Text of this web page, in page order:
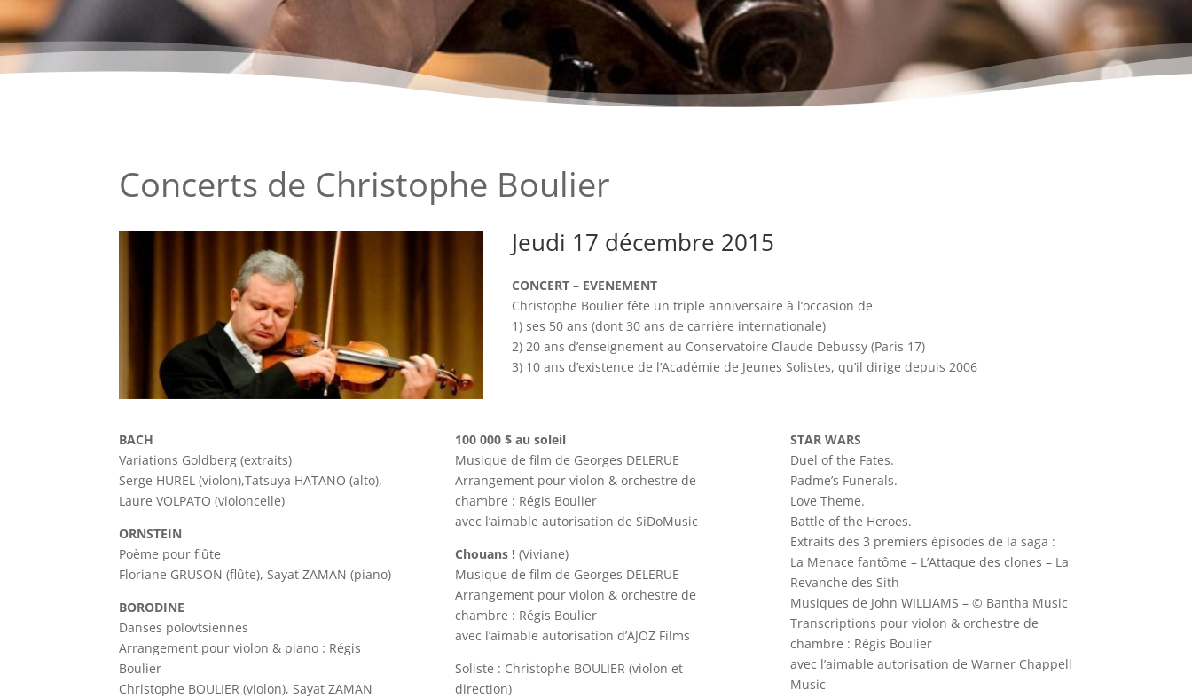
Concerts de Christophe Boulier
Jeudi 17 décembre 2015
CONCERT – EVENEMENT
Christophe Boulier fête un triple anniversaire à l’occasion de
1) ses 50 ans (dont 30 ans de carrière internationale)
2) 20 ans d’enseignement au Conservatoire Claude Debussy (Paris 17)
3) 10 ans d’existence de l’Académie de Jeunes Solistes, qu’il dirige depuis 2006
BACH
Variations Goldberg (extraits)
Serge HUREL (violon),Tatsuya HATANO (alto),
Laure VOLPATO (violoncelle)
ORNSTEIN
Poème pour flûte
Floriane GRUSON (flûte), Sayat ZAMAN (piano)
BORODINE
Danses polovtsiennes
Arrangement pour violon & piano : Régis
Boulier
Christophe BOULIER (violon), Sayat ZAMAN
100 000 $ au soleil
Musique de film de Georges DELERUE
Arrangement pour violon & orchestre de
chambre : Régis Boulier
avec l’aimable autorisation de SiDoMusic
Chouans !(Viviane)
Musique de film de Georges DELERUE
Arrangement pour violon & orchestre de
chambre : Régis Boulier
avec l’aimable autorisation d’AJOZ Films
Soliste : Christophe BOULIER (violon et
direction)
STAR WARS
Duel of the Fates.
Padme’s Funerals.
Love Theme.
Battle of the Heroes.
Extraits des 3 premiers épisodes de la saga :
La Menace fantôme – L’Attaque des clones – La
Revanche des Sith
Musiques de John WILLIAMS – © Bantha Music
Transcriptions pour violon & orchestre de
chambre : Régis Boulier
avec l’aimable autorisation de Warner Chappell
Music